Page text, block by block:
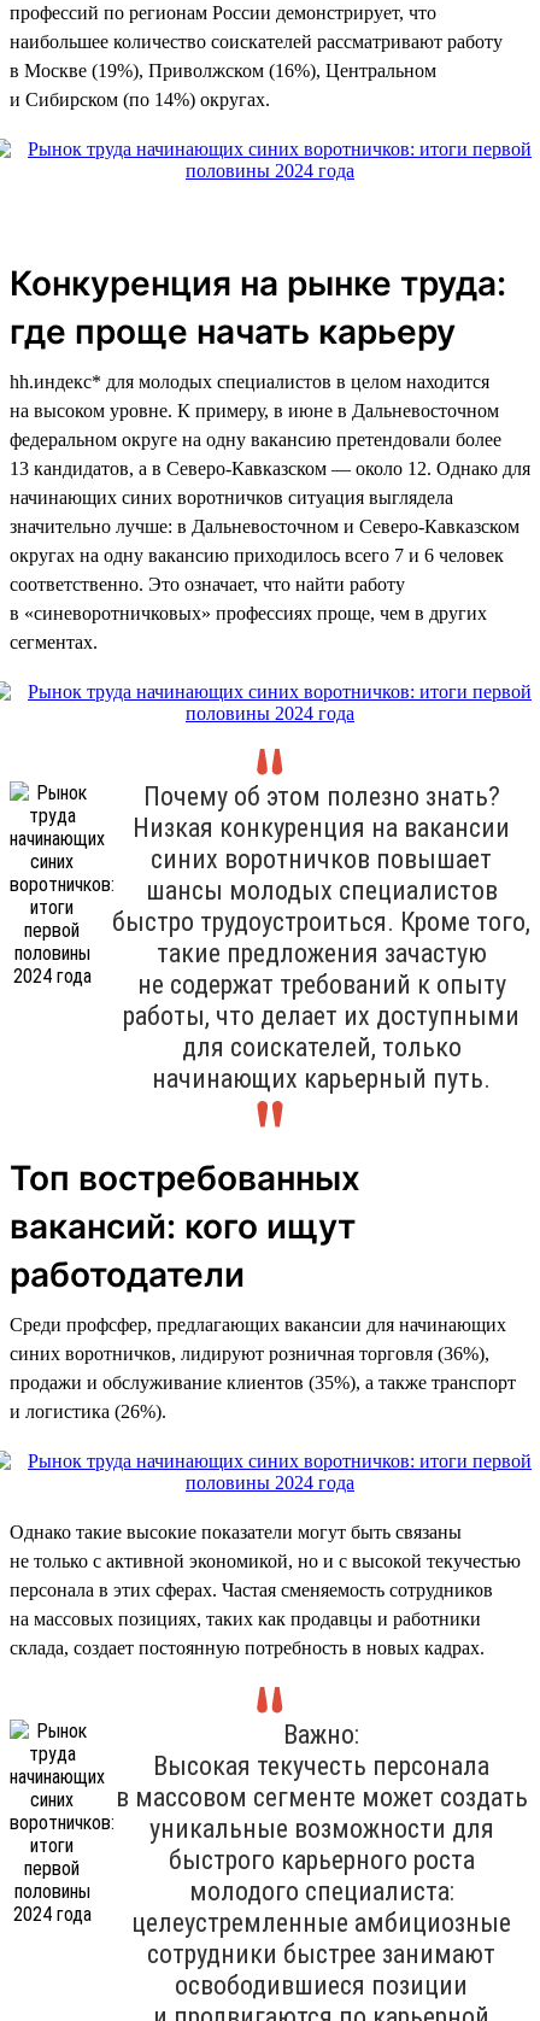
профессий по регионам России демонстрирует, что
наибольшее количество соискателей рассматривают работу
в Москве (19%), Приволжском (16%), Центральном
и Сибирском (по 14%) округах.
Конкуренция на рынке труда:
где проще начать карьеру
hh.индекс* для молодых специалистов в целом находится
на высоком уровне. К примеру, в июне в Дальневосточном
федеральном округе на одну вакансию претендовали более
13 кандидатов, а в Северо-Кавказском — около 12. Однако для
начинающих синих воротничков ситуация выглядела
значительно лучше: в Дальневосточном и Северо-Кавказском
округах на одну вакансию приходилось всего 7 и 6 человек
соответственно. Это означает, что найти работу
в «синеворотничковых» профессиях проще, чем в других
сегментах.
Почему об этом полезно знать?
Низкая конкуренция на вакансии
синих воротничков повышает
шансы молодых специалистов
быстро трудоустроиться. Кроме того,
такие предложения зачастую
не содержат требований к опыту
работы, что делает их доступными
для соискателей, только
начинающих карьерный путь.
Топ востребованных
вакансий: кого ищут
работодатели
Среди профсфер, предлагающих вакансии для начинающих
синих воротничков, лидируют розничная торговля (36%),
продажи и обслуживание клиентов (35%), а также транспорт
и логистика (26%).
Однако такие высокие показатели могут быть связаны
не только с активной экономикой, но и с высокой текучестью
персонала в этих сферах. Частая сменяемость сотрудников
на массовых позициях, таких как продавцы и работники
склада, создает постоянную потребность в новых кадрах.
Важно:
Высокая текучесть персонала
в массовом сегменте может создать
уникальные возможности для
быстрого карьерного роста
молодого специалиста:
целеустремленные амбициозные
сотрудники быстрее занимают
освободившиеся позиции